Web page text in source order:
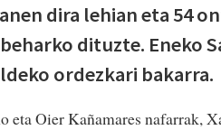
dira lehian eta 54
dituzte. Eneko
ordezkari bakarra.
eta Oier Kañamares nafarrak,